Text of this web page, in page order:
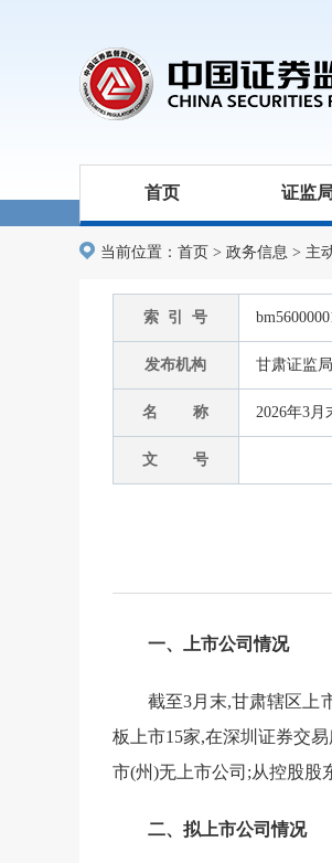
首页 证监
当前位置： 首页 > 政务信息 > 主
索 引 号
发布机构 甘肃证监局
名 称 2026年3
文 号
一、上市公司情况
截至3月末,甘肃辖区上
板上市15家,在深圳证券交
市(州)无上市公司;从控股股
二、拟上市公司情况